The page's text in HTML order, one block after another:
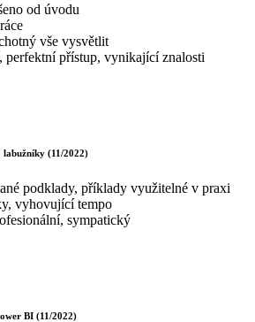
od úvodu
vše vysvětlit
perfektní přístup, vynikající znalosti
labužníky (11/2022)
podklady, příklady využitelné v praxi
vyhovující tempo
sympatický
BI (11/2022)